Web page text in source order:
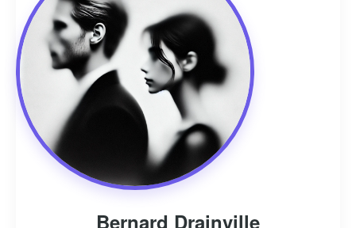
Bernard Drainville